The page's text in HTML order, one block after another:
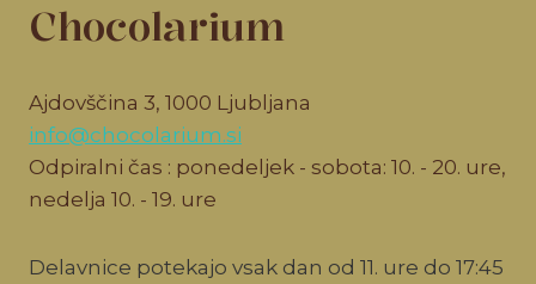
Chocolarium
Ajdovščina 3, 1000 Ljubljana
info@chocolarium.si
Odpiralni čas : ponedeljek - sobota: 10. - 20. ure,
nedelja 10. - 19. ure
Delavnice potekajo vsak dan od 11. ure do 17:45